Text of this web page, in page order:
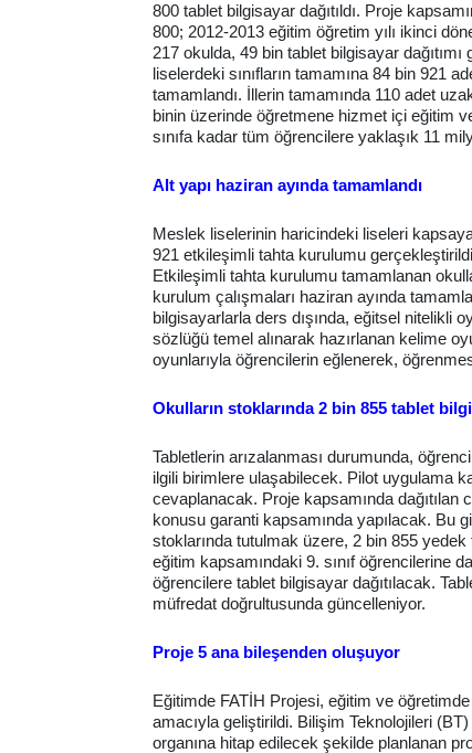
800 tablet bilgisayar dağıtıldı. Proje
800; 2012-2013 eğitim öğretim yılı ikinci
217 okulda, 49 bin tablet bilgisayar
liselerdeki sınıfların tamamına 84 bin 921
tamamlandı. İllerin tamamında 110 adet
binin üzerinde öğretmene hizmet içi eğitim
sınıfa kadar tüm öğrencilere yaklaşık 11
Alt yapı haziran ayında tamamlandı
Meslek liselerinin haricindeki liseleri
921 etkileşimli tahta kurulumu
Etkileşimli tahta kurulumu tamamlanan
kurulum çalışmaları haziran ayında
bilgisayarlarla ders dışında, eğitsel nitelikli
sözlüğü temel alınarak hazırlanan kelime
oyunlarıyla öğrencilerin eğlenerek,
Okulların stoklarında 2 bin 855 tablet
Tabletlerin arızalanması durumunda,
ilgili birimlere ulaşabilecek. Pilot uygulama
cevaplanacak. Proje kapsamında dağıtılan
konusu garanti kapsamında yapılacak. Bu
stoklarında tutulmak üzere, 2 bin 855 yedek
eğitim kapsamındaki 9. sınıf öğrencilerine
öğrencilere tablet bilgisayar dağıtılacak.
müfredat doğrultusunda güncelleniyor.
Proje 5 ana bileşenden oluşuyor
Eğitimde FATİH Projesi, eğitim ve
amacıyla geliştirildi. Bilişim Teknolojileri
organına hitap edilecek şekilde planlanan